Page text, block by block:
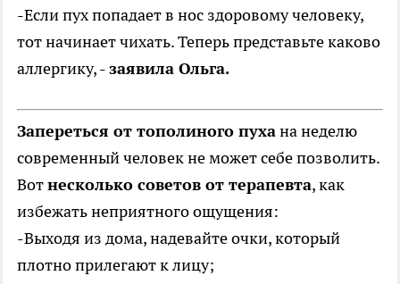
-Если пух попадает в нос здоровому человеку,
тот начинает чихать. Теперь представьте каково
аллергику, -заявила Ольга.
Запереться от тополиного пухана неделю
современный человек не может себе позволить.
Вотнесколько советов от терапевта, как
избежать неприятного ощущения:
-Выходя из дома, надевайте очки, который
плотно прилегают к лицу;